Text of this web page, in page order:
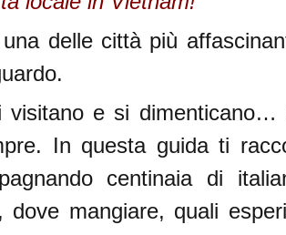
Un tuffo nella storia
coperto
– Case antiche e
profumi, vita vera
delle città più
visitano e si
In questa guida ti
centinaia di
dove mangiare, quali